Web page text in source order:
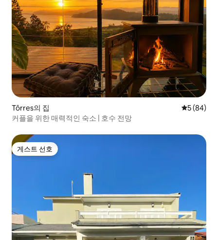
Tôrres의 집 평점 5점(5
5 (84)
커플을 위한 매력적인 숙소 | 호수 전망
게스트 선호
게스트 선호